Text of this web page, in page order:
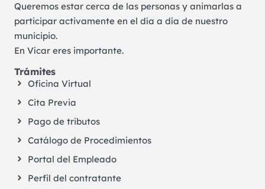
Queremos estar cerca de las personas y animarlas a
participar activamente en el día a día de nuestro
municipio.
En Vícar eres importante.
Trámites
Oficina Virtual
Cita Previa
Pago de tributos
Catálogo de Procedimientos
Portal del Empleado
Perfil del contratante